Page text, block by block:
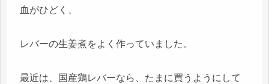
血がひどく、
レバーの生姜煮をよく作っていました。
最近は、国産鶏レバーなら、たまに買うようにして